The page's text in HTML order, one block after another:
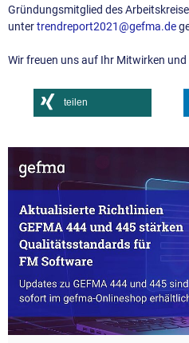
Gründungsmitglied des
untertrendreport2021@gefma.de
Wir freuen uns auf Ihr Mitwirken
teilen